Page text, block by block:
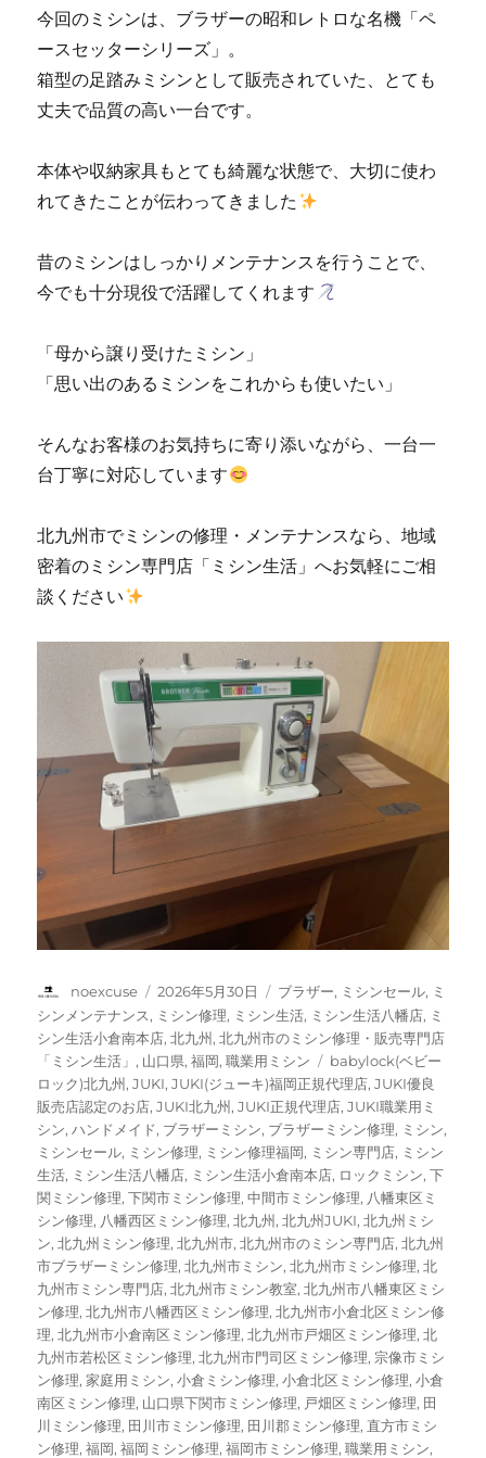
様
ら
頼
今回のミシンは、ブラザーの昭和レトロな名機「ペ
ースセッターシリーズ」。
箱型の足踏みミシンとして販売されていた、とても
丈夫で品質の高い一台です。
本体や収納家具もとても綺麗な状態で、大切に使わ
れてきたことが伝わってきました
昔のミシンはしっかりメンテナンスを行うことで、
今でも十分現役で活躍してくれます
「母から譲り受けたミシン」
「思い出のあるミシンをこれからも使いたい」
そんなお客様のお気持ちに寄り添いながら、一台一
台丁寧に対応しています
北九州市でミシンの修理・メンテナンスなら、地域
密着のミシン専門店「ミシン生活」へお気軽にご相
談ください
投
稿
者
noexcuse
投
稿
日:
2026年5月30日
カ
テ
ゴ
リ
ー
ブラザー, ミシンセール, ミ
シンメンテナンス, ミシン修理, ミシン生活, ミシン生活八幡店, ミ
シン生活小倉南本店,北九州,北九州市のミシン修理・販売専門店
「ミシン生活」 , 山口県,福岡,職業用ミシン
タ
グ
babylock(ベビー
ロック)北九州,JUKI,JUKI(ジューキ)福岡正規代理店,JUKI優良
販売店認定のお店,JUKI北九州,JUKI正規代理店,JUKI職業用ミ
シン,ハンドメイド, ブラザーミシン, ブラザーミシン修理, ミシン,
ミシンセール, ミシン修理, ミシン修理福岡, ミシン専門店, ミシン
生活, ミシン生活八幡店, ミシン生活小倉南本店, ロックミシン,下
関ミシン修理,下関市ミシン修理,中間市ミシン修理, 八幡東区ミ
シン修理, 八幡西区ミシン修理,北九州,北九州JUKI,北九州ミシ
ン,北九州ミシン修理,北九州市,北九州市のミシン専門店,北九州
市ブラザーミシン修理,北九州市ミシン,北九州市ミシン修理,北
九州市ミシン専門店,北九州市ミシン教室,北九州市八幡東区ミシ
ン修理,北九州市八幡西区ミシン修理,北九州市小倉北区ミシン修
理,北九州市小倉南区ミシン修理,北九州市戸畑区ミシン修理,北
九州市若松区ミシン修理,北九州市門司区ミシン修理, 宗像市ミシ
ン修理,家庭用ミシン,小倉ミシン修理,小倉北区ミシン修理,小倉
南区ミシン修理, 山口県下関市ミシン修理, 戸畑区ミシン修理, 田
川ミシン修理, 田川市ミシン修理, 田川郡ミシン修理, 直方市ミシ
ン修理,福岡,福岡ミシン修理,福岡市ミシン修理,職業用ミシン,